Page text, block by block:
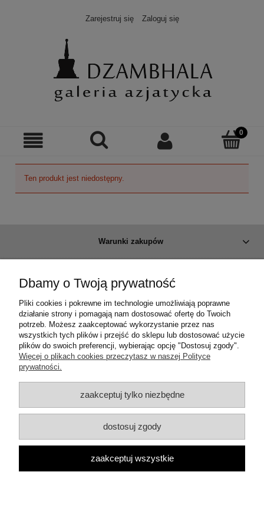
Zarejestruj się Zaloguj się
Ten produkt jest niedostępny.
Warunki zakupów
Informacje o sklepie
Dane teleadresowe:
ul. Mrówcza 3a
04-857 Warszawa
E-mail: dzambhala@dzambhala.pl
pokaż pełną wersję strony
Google Maps
Dbamy o Twoją prywatność
Pliki cookies i pokrewne im technologie umożliwiają poprawne
działanie strony i pomagają nam dostosować ofertę do Twoich
potrzeb. Możesz zaakceptować wykorzystanie przez nas
wszystkich tych plików i przejść do sklepu lub dostosować użycie
plików do swoich preferencji, wybierając opcję "Dostosuj zgody".
Więcej o plikach cookies przeczytasz w naszej Polityce
prywatności.
zaakceptuj tylko niezbędne
dostosuj zgody
zaakceptuj wszystkie